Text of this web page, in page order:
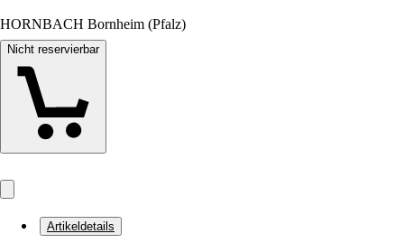
HORNBACH Bornheim (Pfalz)
Nicht reservierbar
Artikeldetails